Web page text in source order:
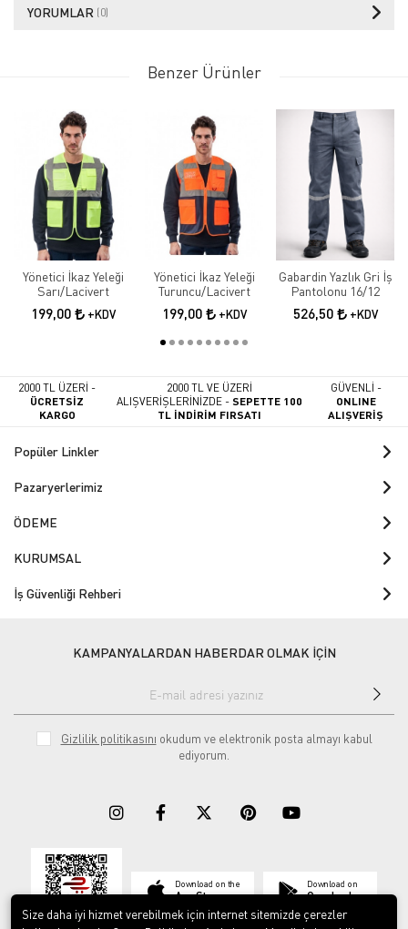
YORUMLAR (0)
Benzer Ürünler
Yönetici İkaz Yeleği
Sarı/Lacivert
199,00 +KDV
Yönetici İkaz Yeleği
Turuncu/Lacivert
199,00 +KDV
Gabardin Yazlık Gri İş
Pantolonu 16/12
526,50 +KDV
2000 TL ÜZERİ -
ÜCRETSİZ
KARGO
2000 TL VE ÜZERİ
ALIŞVERİŞLERİNİZDE -SEPETTE 100
TL İNDİRİM FIRSATI
GÜVENLİ -
ONLINE
ALIŞVERİŞ
Popüler Linkler
Pazaryerlerimiz
ÖDEME
KURUMSAL
İş Güvenliği Rehberi
KAMPANYALARDAN HABERDAR OLMAK İÇİN
Gizlilik politikasını okudum ve elektronik posta almayı kabul
ediyorum.
Download on the
App Store
Download on
Google play
Size daha iyi hizmet verebilmek için internet sitemizde çerezler